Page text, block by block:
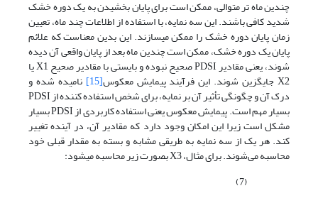
چندین ماه تر متوالی، ممکن است برای پایان بخشیدن به یک دوره خشک
شدید کافی باشند. این سه نمایه، با استفاده از اطلاعات چند ماه، تعیین
زمان پایان دوره خشک را ممکن می­سازند. این بدین معناست که علائم
پایان یک دوره خشک، ممکن است چندین ماه بعد از پایان واقعی آن دیده
شوند، یعنی مقادیر PDSI صحیح نبوده و بایستی با مقادیر صحیح X1 یا
X2 جایگزین شوند. این فرآیند پیمایش معکوس [15] نامیده شده و
درک آن و چگونگی تأثیر آن بر نمایه، برای شخص استفاده کننده از PDSI
بسیار مهم است. پیمایش معکوس یعنی استفاده کاربردی از PDSI بسیار
مشکل است زیرا این امکان وجود دارد که مقادیر آن، در آینده تغییر
کند. هر یک از سه نمایه به طریقی مشابه و بسته به مقدار قبلی خود
محاسبه می‌شوند. برای مثال، X3 بصورت زیر محاسبه می­شود:
(7)